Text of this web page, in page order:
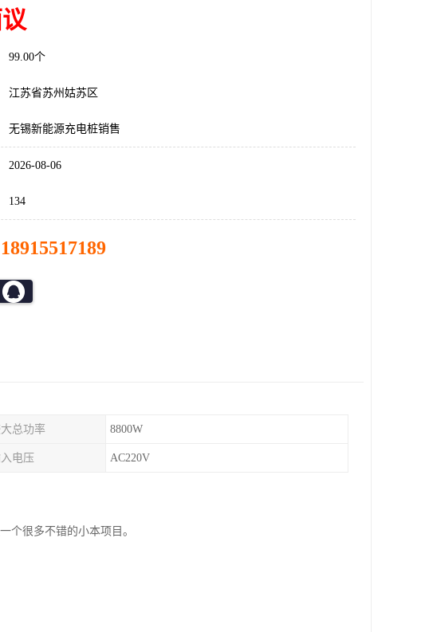
99.00个
江苏省苏州姑苏区
无锡新能源充电桩销售
2026-08-06
134
18915517189
总功率 8800W
电压 AC220V
个很多不错的小本项目。